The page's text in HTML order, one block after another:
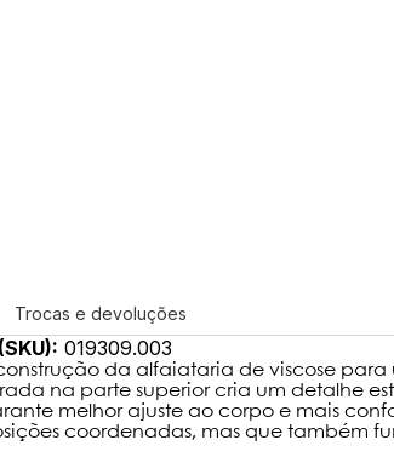
Trocas e devoluções
019309.003
da alfaiataria de viscose
na parte superior cria um detalhe
melhor ajuste ao corpo e mais
coordenadas, mas que também